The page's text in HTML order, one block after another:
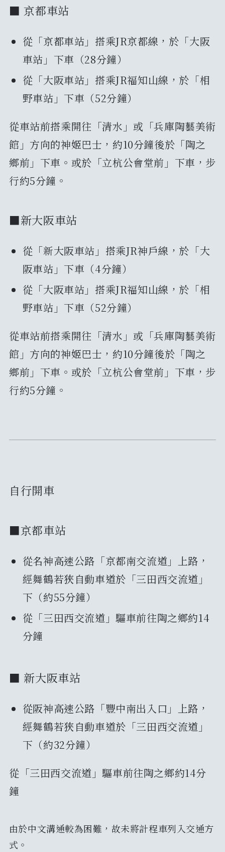
■ 京都車站
從「京都車站」搭乘JR京都線，於「大阪
車站」下車（28分鐘）
從「大阪車站」搭乘JR福知山線，於「相
野車站」下車（52分鐘）
從車站前搭乘開往「清水」或「兵庫陶藝美術
館」方向的神姬巴士，約10分鐘後於「陶之
鄉前」下車。或於「立杭公會堂前」下車，步
行約5分鐘。
■新大阪車站
從「新大阪車站」搭乘JR神戶線，於「大
阪車站」下車（4分鐘）
從「大阪車站」搭乘JR福知山線，於「相
野車站」下車（52分鐘）
從車站前搭乘開往「清水」或「兵庫陶藝美術
館」方向的神姬巴士，約10分鐘後於「陶之
鄉前」下車。或於「立杭公會堂前」下車，步
行約5分鐘。
自行開車
■京都車站
從名神高速公路「京都南交流道」上路，
經舞鶴若狹自動車道於「三田西交流道」
下（約55分鐘）
從「三田西交流道」驅車前往陶之鄉約14
分鐘
■ 新大阪車站
從阪神高速公路「豐中南出入口」上路，
經舞鶴若狹自動車道於「三田西交流道」
下（約32分鐘）
從「三田西交流道」驅車前往陶之鄉約14分
鐘
由於中文溝通較為困難，故未將計程車列入交通方
式。